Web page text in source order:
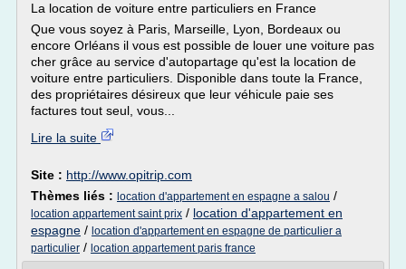
La location de voiture entre particuliers en France
Que vous soyez à Paris, Marseille, Lyon, Bordeaux ou
encore Orléans il vous est possible de louer une voiture pas
cher grâce au service d'autopartage qu'est la location de
voiture entre particuliers. Disponible dans toute la France,
des propriétaires désireux que leur véhicule paie ses
factures tout seul, vous...
Lire la suite
Site : http://www.opitrip.com
Thèmes liés : location d'appartement en espagne a salou /
location appartement saint prix / location d'appartement en
espagne / location d'appartement en espagne de particulier a
particulier / location appartement paris france